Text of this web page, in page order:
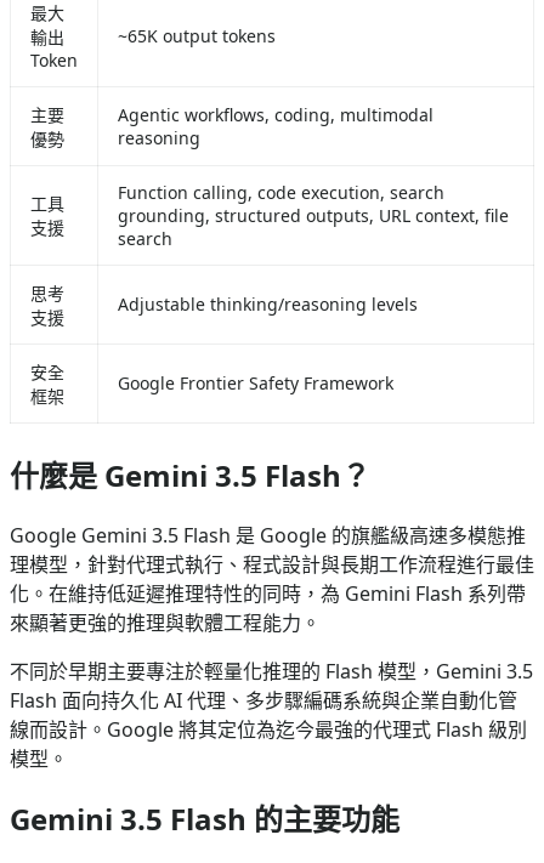
最大
輸出
Token
~65K output tokens
主要
優勢
Agentic workflows, coding, multimodal
reasoning
工具
支援
Function calling, code execution, search
grounding, structured outputs, URL context, file
search
思考
支援
Adjustable thinking/reasoning levels
安全
框架
Google Frontier Safety Framework
什麼是 Gemini 3.5 Flash？
Google Gemini 3.5 Flash 是 Google 的旗艦級高速多模態推
理模型，針對代理式執行、程式設計與長期工作流程進行最佳
化。在維持低延遲推理特性的同時，為 Gemini Flash 系列帶
來顯著更強的推理與軟體工程能力。
不同於早期主要專注於輕量化推理的 Flash 模型，Gemini 3.5
Flash 面向持久化 AI 代理、多步驟編碼系統與企業自動化管
線而設計。Google 將其定位為迄今最強的代理式 Flash 級別
模型。
Gemini 3.5 Flash 的主要功能